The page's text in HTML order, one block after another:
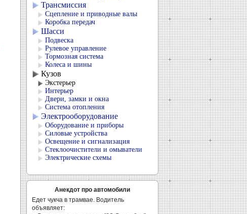
Трансмиссия
Сцепление и приводные валы
Коробка передач
Шасси
Подвеска
Рулевое управление
Тормозная система
Колеса и шины
Кузов
Экстерьер
Интерьер
Двери, замки и окна
Система отопления
Электрооборудование
Оборудование и приборы
Силовые устройства
Освещение и сигнализация
Стеклоочистители и омыватели
Электрические схемы
Анекдот про автомобили
Едет чукча в трамвае. Водитель
объявляет: